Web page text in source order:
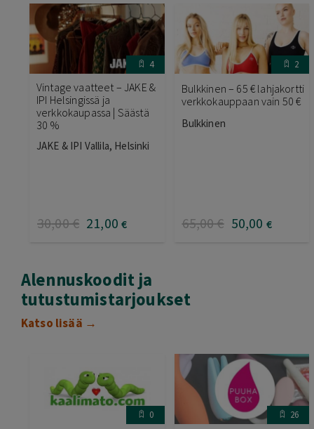
4
Vintage vaatteet – JAKE &
IPI Helsingissä ja
verkkokaupassa | Säästä
30 %
JAKE & IPI Vallila, Helsinki
30,00€ 21,00 €
2
Bulkkinen – 65 € lahjakortti
verkkokauppaan vain 50 €
Bulkkinen
65,00€ 50,00 €
Alennuskoodit ja
tutustumistarjoukset
Katso lisää →
0 26